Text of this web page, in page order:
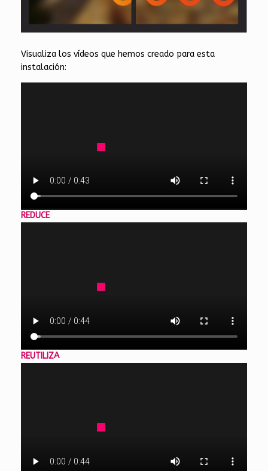
Visualiza los vídeos que hemos creado para esta
instalación:
REDUCE
REUTILIZA